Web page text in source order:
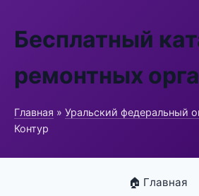
Бесплатный
ремонтных
Главная » Уральский федеральный
Контур
🏠 Главная